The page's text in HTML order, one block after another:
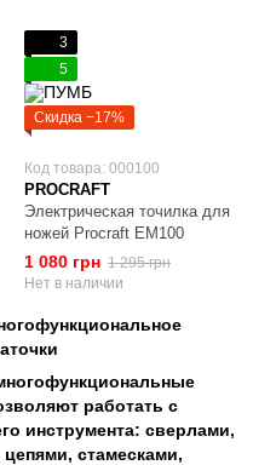
3
5
Скидка −17%
Код товара: 000100
PROCRAFT
Электрическая точилка для
ножей Procraft EM100
1 080 грн 1 295 грн
Нет в наличии
работать с
инструмента: сверлами,
стамесками,